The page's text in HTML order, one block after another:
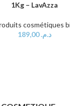
1Kg – LavAzza
cosmétiques
د.م.189,00